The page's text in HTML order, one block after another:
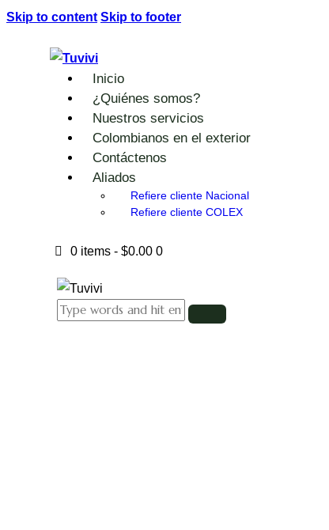
Skip to content Skip to footer
Inicio
¿Quiénes somos?
Nuestros servicios
Colombianos en el exterior
Contáctenos
Aliados
Refiere cliente Nacional
Refiere cliente COLEX
0 items - $0.00 0